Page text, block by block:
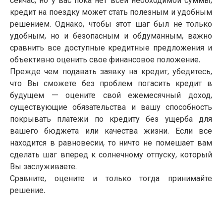
кредит на поездку может стать полезным и удобным
решением. Однако, чтобы этот шаг был не только
удобным, но и безопасным и обдуманным, важно
сравнить все доступные кредитные предложения и
объективно оценить свое финансовое положение.
Прежде чем подавать заявку на кредит, убедитесь,
что Вы сможете без проблем погасить кредит в
будущем — оцените свой ежемесячный доход,
существующие обязательства и вашу способность
покрывать платежи по кредиту без ущерба для
вашего бюджета или качества жизни. Если все
находится в равновесии, то ничто не помешает вам
сделать шаг вперед к солнечному отпуску, который
Вы заслуживаете.
Сравните, оцените и только тогда принимайте
решение.